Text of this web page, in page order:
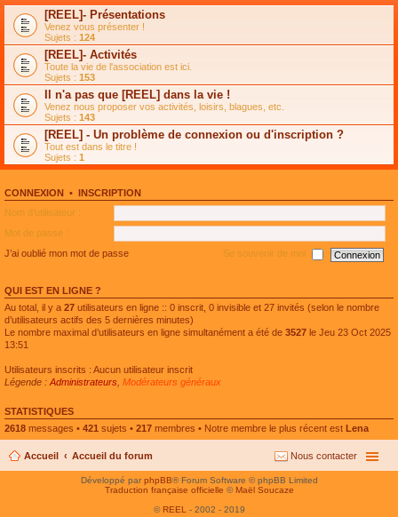
s
s
a
g
e
n
o
n
l
u
l
e
p
l
u
s
é
c
e
n
t
l
e
m
e
s
s
a
g
e
n
o
n
l
u
l
e
l
u
s
é
e
l
t
e
r
l
e
m
e
s
s
a
g
e
n
o
n
u
l
e
l
s
e
n
t
[REEL]- Présentations
Venez vous présenter !
Sujets : 124
[REEL]- Activités
Toute la vie de l'association est ici.
Sujets : 153
Il n'a pas que [REEL] dans la vie !
Venez nous proposer vos activités, loisirs, blagues, etc.
Sujets : 143
[REEL] - Un problème de connexion ou d'inscription ?
Tout est dans le titre !
Sujets : 1
CONNEXION • INSCRIPTION
Nom d’utilisateur :
Mot de passe :
J’ai oublié mon mot de passe
Se souvenir de moi
QUI EST EN LIGNE ?
Au total, il y a 27 utilisateurs en ligne :: 0 inscrit, 0 invisible et 27 invités (selon le nombre
d’utilisateurs actifs des 5 dernières minutes)
Le nombre maximal d’utilisateurs en ligne simultanément a été de 3527 le Jeu 23 Oct 2025
13:51
Utilisateurs inscrits : Aucun utilisateur inscrit
Légende : Administrateurs Modérateurs généraux
STATISTIQUES
2618 messages • 421 sujets • 217 membres • Notre membre le plus récent est Lena
Accueil Accueil du forum Nous contacter
Développé parphpBB® Forum Software © phpBB Limited
Traduction française officielle © Maël Soucaze
© REEL - 2002 - 2019